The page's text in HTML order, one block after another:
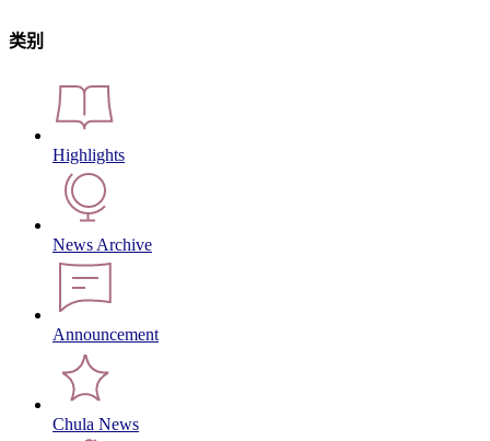
类别
Highlights
News Archive
Announcement
Chula News